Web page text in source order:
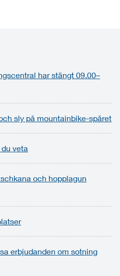
har stängt 09.00–
sly på mountainbike-spåret
veta
och hopplagun
erbjudanden om sotning